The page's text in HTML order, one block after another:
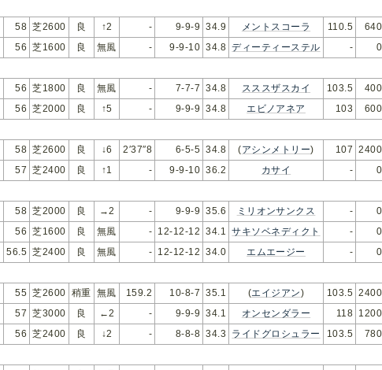
58 芝2600 良 ↑2 - 9-9-9 34.9 メントスコーラ 110.5
640
56 芝1600 良 無風 - 9-9-10 34.8 ディーティーステル -
0
56 芝1800 良 無風 - 7-7-7 34.8 スススザスカイ 103.5
400
56 芝2000 良 ↑5 - 9-9-9 34.8 エビノアネア 103
600
58 芝2600 良 ↓6 2′37″8 6-5-5 34.8 (アシンメトリー) 107 2400
57 芝2400 良 ↑1 - 9-9-10 36.2 カサイ -
0
58 芝2000 良 →2 - 9-9-9 35.6 ミリオンサンクス -
0
56 芝1600 良 無風 - 12-12-12 34.1 サキソベネディクト -
0
56.5 芝2400 良 無風 - 12-12-12 34.0 エムエージー -
0
55 芝2600 稍重 無風 159.2 10-8-7 35.1 (エイジアン) 103.5 2400
57 芝3000 良 ←2 - 9-9-9 34.1 オンセンダラー 118 1200
56 芝2400 良 ↓2 - 8-8-8 34.3 ライドグロシュラー 103.5
780